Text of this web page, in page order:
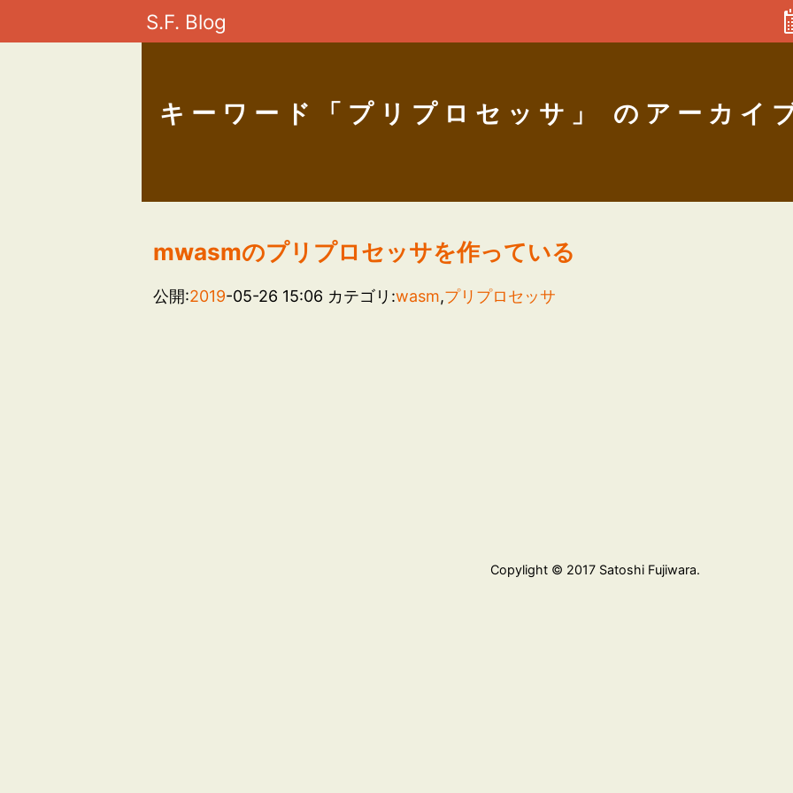
S.F. Blog
キーワード「プリプロセッサ」 のアーカイ
mwasmのプリプロセッサを作っている
公開:2019-05-26 15:06 カテゴリ:wasm,プリプロセッサ
Copylight © 2017 Satoshi Fujiwara.